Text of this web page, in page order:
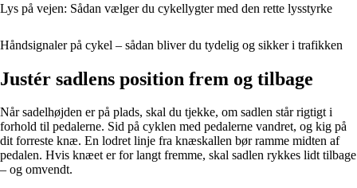
Lys på vejen: Sådan vælger du cykellygter med den rette lysstyrke
Håndsignaler på cykel – sådan bliver du tydelig og sikker i trafikken
Justér sadlens position frem og tilbage
Når sadelhøjden er på plads, skal du tjekke, om sadlen står rigtigt i
forhold til pedalerne. Sid på cyklen med pedalerne vandret, og kig på
dit forreste knæ. En lodret linje fra knæskallen bør ramme midten af
pedalen. Hvis knæet er for langt fremme, skal sadlen rykkes lidt tilbage
– og omvendt.